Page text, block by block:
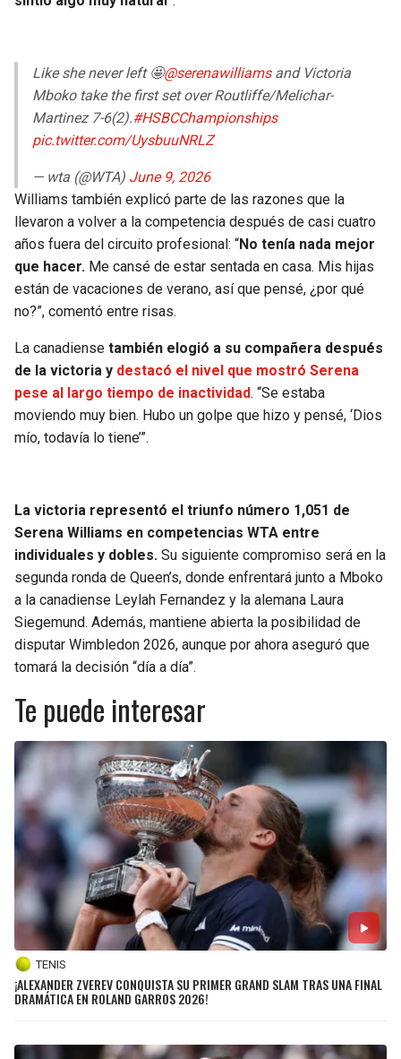
Like she never left 🤩@serenawilliamsand Victoria
Mboko take the first set over Routliffe/Melichar-
Martinez 7-6(2).#HSBCChampionships
pic.twitter.com/UysbuuNRLZ
— wta (@WTA) June 9, 2026
Williams también explicó parte de las razones que la
llevaron a volver a la competencia después de casi cuatro
años fuera del circuito profesional: “No tenía nada mejor
que hacer. Me cansé de estar sentada en casa. Mis hijas
están de vacaciones de verano, así que pensé, ¿por qué
no?”, comentó entre risas.
La canadiense también elogió a su compañera después
de la victoria y destacó el nivel que mostró Serena
pese al largo tiempo de inactividad. “Se estaba
moviendo muy bien. Hubo un golpe que hizo y pensé, ‘Dios
mío, todavía lo tiene’”.
La victoria representó el triunfo número 1,051 de
Serena Williams en competencias WTA entre
individuales y dobles. Su siguiente compromiso será en la
segunda ronda de Queen’s, donde enfrentará junto a Mboko
a la canadiense Leylah Fernandez y la alemana Laura
Siegemund. Además, mantiene abierta la posibilidad de
disputar Wimbledon 2026, aunque por ahora aseguró que
tomará la decisión “día a día”.
Te puede interesar
TENIS
¡ALEXANDER ZVEREV CONQUISTA SU PRIMER GRAND SLAM TRAS UNA FINAL
DRAMÁTICA EN ROLAND GARROS 2026!